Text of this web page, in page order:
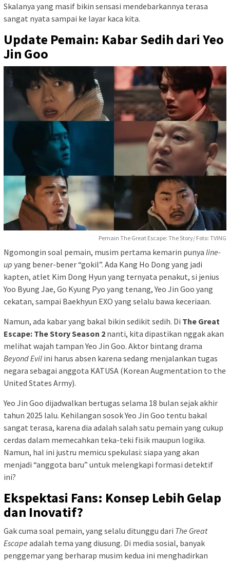
Skalanya yang masif bikin sensasi mendebarkannya terasa
sangat nyata sampai ke layar kaca kita.
Update Pemain: Kabar Sedih dari Yeo
Jin Goo
Pemain The Great Escape: The Story/ Foto: TVING
Ngomongin soal pemain, musim pertama kemarin punya line-
up yang bener-bener “gokil”. Ada Kang Ho Dong yang jadi
kapten, atlet Kim Dong Hyun yang ternyata penakut, si jenius
Yoo Byung Jae, Go Kyung Pyo yang tenang, Yeo Jin Goo yang
cekatan, sampai Baekhyun EXO yang selalu bawa keceriaan.
Namun, ada kabar yang bakal bikin sedikit sedih. Di The Great
Escape: The Story Season 2 nanti, kita dipastikan nggak akan
melihat wajah tampan Yeo Jin Goo. Aktor bintang drama
Beyond Evil ini harus absen karena sedang menjalankan tugas
negara sebagai anggota KATUSA (Korean Augmentation to the
United States Army).
Yeo Jin Goo dijadwalkan bertugas selama 18 bulan sejak akhir
tahun 2025 lalu. Kehilangan sosok Yeo Jin Goo tentu bakal
sangat terasa, karena dia adalah salah satu pemain yang cukup
cerdas dalam memecahkan teka-teki fisik maupun logika.
Namun, hal ini justru memicu spekulasi: siapa yang akan
menjadi “anggota baru” untuk melengkapi formasi detektif
ini?
Ekspektasi Fans: Konsep Lebih Gelap
dan Inovatif?
Gak cuma soal pemain, yang selalu ditunggu dari The Great
Escape adalah tema yang diusung. Di media sosial, banyak
penggemar yang berharap musim kedua ini menghadirkan